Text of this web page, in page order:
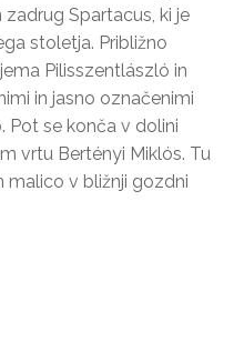
Spartacus, ki je
stoletja. Približno
Pilisszentlászló in
in jasno označenimi
se konča v dolini
vrtu Bertényi Miklós. Tu
malico v bližnji gozdni